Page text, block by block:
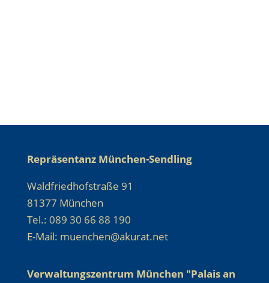
Repräsentanz München-Sendling
Waldfriedhofstraße 91
81377 München
Tel.: 089 30 66 88 190
E-Mail: muenchen@akurat.net
Verwaltungszentrum München "Palais an